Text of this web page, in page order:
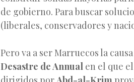
de gobierno. Para buscar
(liberales, conservadores y
Pero va a ser Marruecos la
Desastre de Annual en el que